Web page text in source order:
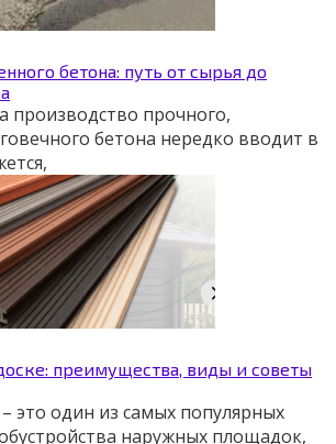
бетона: путь от сырья до
производство прочного,
бетона нередко вводит в
преимущества, виды и советы
это один из самых популярных
наружных площадок,